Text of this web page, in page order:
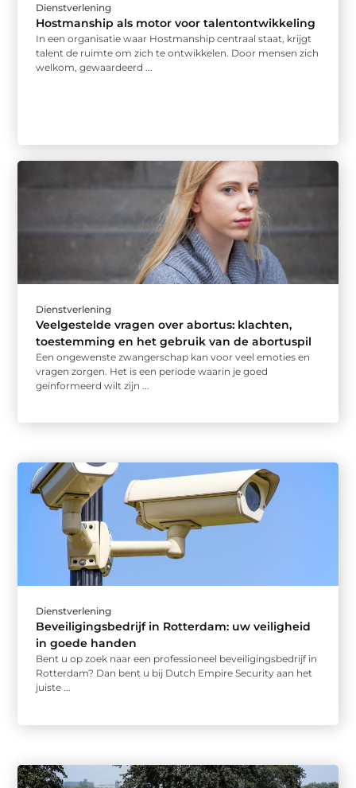
Dienstverlening
Hostmanship als motor voor talentontwikkeling
In een organisatie waar Hostmanship centraal staat, krijgt
talent de ruimte om zich te ontwikkelen. Door mensen zich
welkom, gewaardeerd ...
Dienstverlening
Veelgestelde vragen over abortus: klachten,
toestemming en het gebruik van de abortuspil
Een ongewenste zwangerschap kan voor veel emoties en
vragen zorgen. Het is een periode waarin je goed
geïnformeerd wilt zijn ...
Dienstverlening
Beveiligingsbedrijf in Rotterdam: uw veiligheid
in goede handen
Bent u op zoek naar een professioneel beveiligingsbedrijf in
Rotterdam? Dan bent u bij Dutch Empire Security aan het
juiste ...